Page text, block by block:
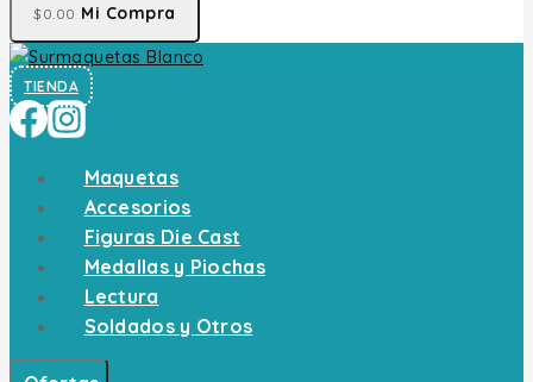
$0 .00 Mi Compra
TIENDA
Maquetas
Accesorios
Figuras Die Cast
Medallas y Piochas
Lectura
Soldados y Otros